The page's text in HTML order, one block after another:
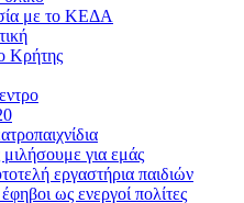
με το ΚΕΔΑ
Κρήτης
για εμάς
εργαστήρια παιδιών
ως ενεργοί πολίτες